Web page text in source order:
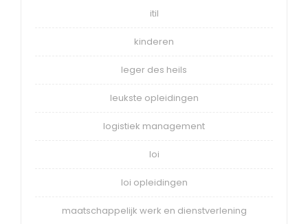
itil
kinderen
leger des heils
leukste opleidingen
logistiek management
loi
loi opleidingen
maatschappelijk werk en dienstverlening